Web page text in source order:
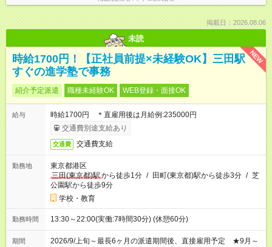
掲載日：2026.08.06
未読
NEW
時給1700円！【正社員前提×未経験OK】三田駅
すぐの進学塾で事務
紹介予定派遣 職種未経験OK WEB登録・面接OK
給与
時給1700円 ＊直雇用後は月給例:235000円
交通費別途支給あり
交通費 交通費支給
勤務地
東京都港区
三田(東京都)駅から徒歩1分 / 田町(東京都)駅から徒歩3分 / 芝
公園駅から徒歩9分
学校・教育
勤務時間 13:30～22:00(実働:7時間30分) (休憩60分)
期間
2026/9/上旬～最長6ヶ月の派遣期間後、直接雇用予定 ★9月～